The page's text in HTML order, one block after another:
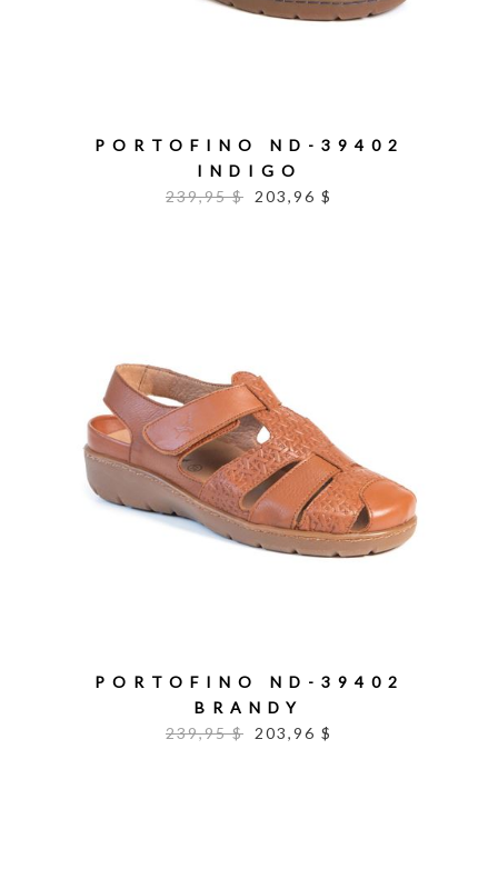
PORTOFINO ND-39402
INDIGO
239,95 $
203,96 $
PORTOFINO ND-39402
BRANDY
239,95 $
203,96 $